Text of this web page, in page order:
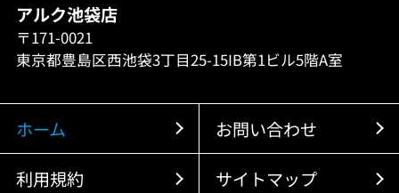
アルク池袋店
〒171-0021
東京都豊島区西池袋3丁目25-15IB第1ビル5階A室
ホーム お問い合わせ
利用規約 サイトマップ